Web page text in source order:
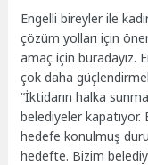
Engelli bireyler ile
çözüm yolları için
amaç için buradayız.
çok daha
“İktidarın halka
belediyeler
hedefe konulmuş
hedefte. Bizim